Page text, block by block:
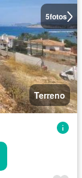
5fotos
Terreno